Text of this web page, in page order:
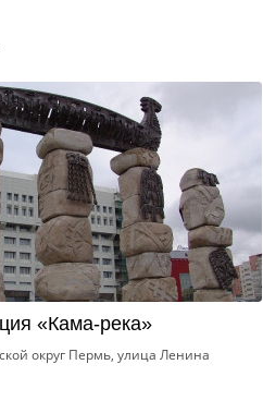
«Кама-река»
округ Пермь, улица Ленина